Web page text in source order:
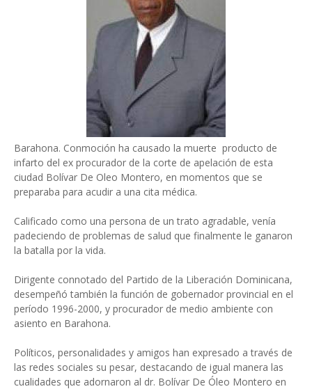
Barahona. Conmoción ha causado la muerte producto de
infarto del ex procurador de la corte de apelación de esta
ciudad Bolívar De Oleo Montero, en momentos que se
preparaba para acudir a una cita médica.
Calificado como una persona de un trato agradable, venía
padeciendo de problemas de salud que finalmente le ganaron
la batalla por la vida.
Dirigente connotado del Partido de la Liberación Dominicana,
desempeñó también la función de gobernador provincial en el
período 1996-2000, y procurador de medio ambiente con
asiento en Barahona.
Políticos, personalidades y amigos han expresado a través de
las redes sociales su pesar, destacando de igual manera las
cualidades que adornaron al dr. Bolívar De Óleo Montero en